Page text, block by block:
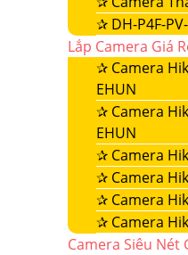
✰ DH-P4F-
Lắp Camera Giá
✰ Camera
EHUN
✰ Camera
EHUN
✰ Camera
✰ Camera
✰ Camera
✰ Camera
Camera Siêu Nét